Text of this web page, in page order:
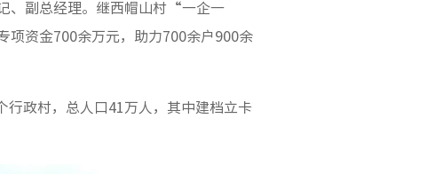
、副总经理。继西帽山村“一企一
项资金700余万元，助力700余户900余
行政村，总人口41万人，其中建档立卡